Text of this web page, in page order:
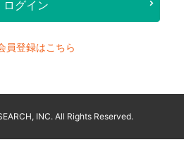
員登録はこちら
INC. All Rights Reserved.